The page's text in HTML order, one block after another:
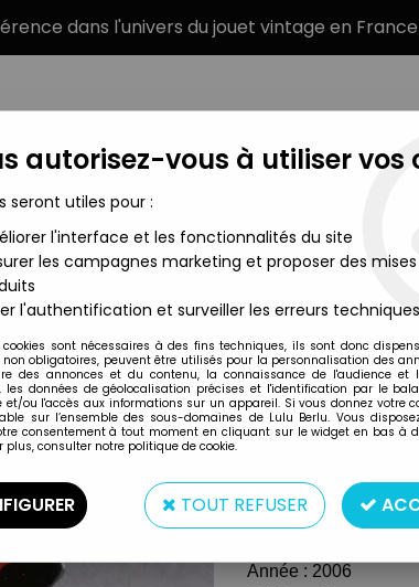
dans l'univers du jouet vintage en
MARQUES TYPE DE PRODUIT
Atlas
SPIROU -
4,99€
Type : Pins
Taille : 3,5cm
Année : 2006
autorisez-vous à utiliser vos
seront utiles pour :
l'interface et les fonctionnalités du site
les campagnes marketing et proposer des
l'authentification et surveiller les erreurs techniques
cookies sont nécessaires à des fins techniques, ils sont donc
non obligatoires, peuvent être utilisés pour la personnalisation des
des annonces et du contenu, la connaissance de l'audience et
les données de géolocalisation précises et l'identification par le
et/ou l'accès aux informations sur un appareil. Si vous donnez votre
sur l’ensemble des sous-domaines de Lulu Berlu. Vous
consentement à tout moment en cliquant sur le widget en bas à
plus, consulter notre politique de cookie.
TOUT REFUSER